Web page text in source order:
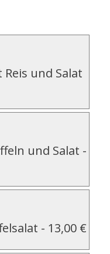
und Salat
und Salat -
- 13,00 €